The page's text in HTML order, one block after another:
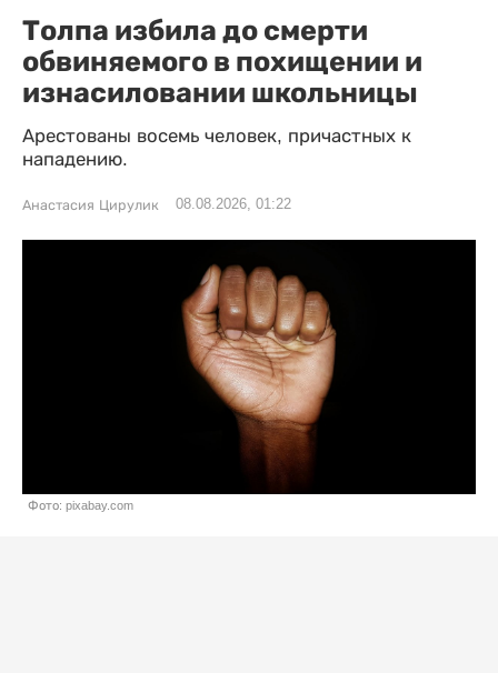
Толпа избила до смерти
обвиняемого в похищении и
изнасиловании школьницы
Арестованы восемь человек, причастных к
нападению.
Анастасия Цирулик 08.08.2026, 01:22
Фото: pixabay.com